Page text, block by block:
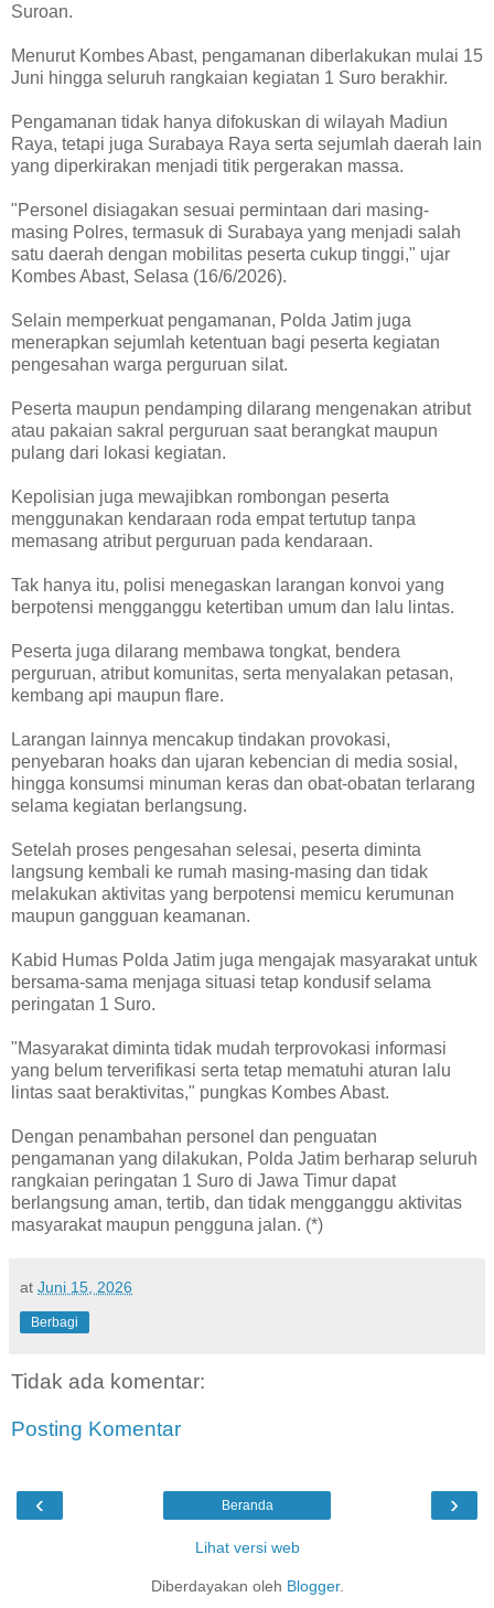
Suroan.
Menurut Kombes Abast, pengamanan diberlakukan mulai 15
Juni hingga seluruh rangkaian kegiatan 1 Suro berakhir.
Pengamanan tidak hanya difokuskan di wilayah Madiun
Raya, tetapi juga Surabaya Raya serta sejumlah daerah lain
yang diperkirakan menjadi titik pergerakan massa.
"Personel disiagakan sesuai permintaan dari masing-
masing Polres, termasuk di Surabaya yang menjadi salah
satu daerah dengan mobilitas peserta cukup tinggi," ujar
Kombes Abast, Selasa (16/6/2026).
Selain memperkuat pengamanan, Polda Jatim juga
menerapkan sejumlah ketentuan bagi peserta kegiatan
pengesahan warga perguruan silat.
Peserta maupun pendamping dilarang mengenakan atribut
atau pakaian sakral perguruan saat berangkat maupun
pulang dari lokasi kegiatan.
Kepolisian juga mewajibkan rombongan peserta
menggunakan kendaraan roda empat tertutup tanpa
memasang atribut perguruan pada kendaraan.
Tak hanya itu, polisi menegaskan larangan konvoi yang
berpotensi mengganggu ketertiban umum dan lalu lintas.
Peserta juga dilarang membawa tongkat, bendera
perguruan, atribut komunitas, serta menyalakan petasan,
kembang api maupun flare.
Larangan lainnya mencakup tindakan provokasi,
penyebaran hoaks dan ujaran kebencian di media sosial,
hingga konsumsi minuman keras dan obat-obatan terlarang
selama kegiatan berlangsung.
Setelah proses pengesahan selesai, peserta diminta
langsung kembali ke rumah masing-masing dan tidak
melakukan aktivitas yang berpotensi memicu kerumunan
maupun gangguan keamanan.
Kabid Humas Polda Jatim juga mengajak masyarakat untuk
bersama-sama menjaga situasi tetap kondusif selama
peringatan 1 Suro.
"Masyarakat diminta tidak mudah terprovokasi informasi
yang belum terverifikasi serta tetap mematuhi aturan lalu
lintas saat beraktivitas," pungkas Kombes Abast.
Dengan penambahan personel dan penguatan
pengamanan yang dilakukan, Polda Jatim berharap seluruh
rangkaian peringatan 1 Suro di Jawa Timur dapat
berlangsung aman, tertib, dan tidak mengganggu aktivitas
masyarakat maupun pengguna jalan. (*)
at Juni 15, 2026
Berbagi
Tidak ada komentar:
Posting Komentar
‹ ›
Beranda
Lihat versi web
Diberdayakan oleh Blogger.